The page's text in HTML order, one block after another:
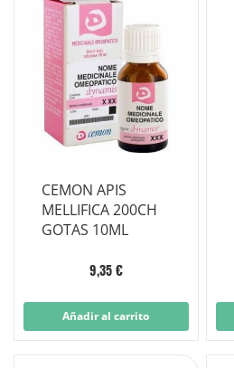
CEMON APIS
MELLIFICA 200CH
GOTAS 10ML
9,35 €
Añadir al carrito